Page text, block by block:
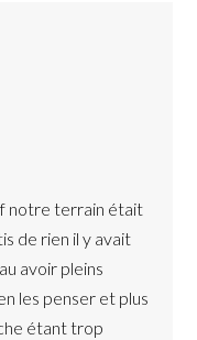
notre terrain était
de rien il y avait
avoir pleins
les penser et plus
étant trop